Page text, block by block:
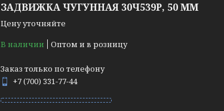
ЗАДВИЖКА ЧУГУННАЯ 30Ч539Р, 50 ММ
Цену уточняйте
В наличии
Оптом и в розницу
Заказ только по телефону
+7 (700) 331-77-44